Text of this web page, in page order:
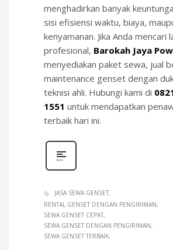
menghadirkan banyak
sisi efisiensi waktu, biaya,
kenyamanan. Jika Anda mencari
profesional, Barokah Jaya
menyediakan paket sewa, jual
maintenance genset dengan
teknisi ahli. Hubungi kami di
1551 untuk mendapatkan
terbaik hari ini.
JASA SEWA GENSET
RENTAL GENSET DENGAN PENGIRIMAN
SEWA GENSET CEPAT
SEWA GENSET DENGAN PENGIRIMAN
SEWA GENSET TERBAIK